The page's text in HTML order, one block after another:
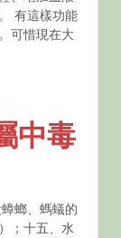
有這樣功能
可惜現在大
中毒
螂、螞蟻的
；十五、水